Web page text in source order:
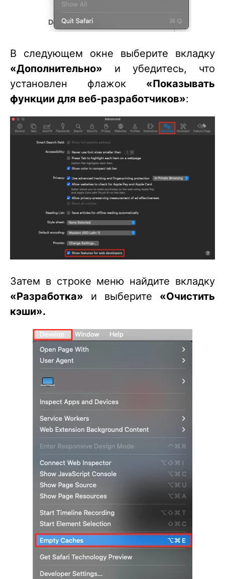
В следующем окне выберите вкладку
«Дополнительно» и убедитесь, что
установлен флажок «Показывать
функции для веб‑разработчиков»:
Затем в строке меню найдите вкладку
«Разработка» и выберите «Очистить
кэши».